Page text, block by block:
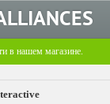
в нашем магазине.